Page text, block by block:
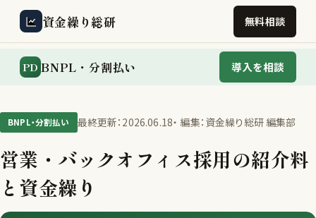
資金繰り総研 無料相談
PD BNPL・分割払い 導入を相談
BNPL・分割払い 最終更新：2026.06.18・ 編集：資金繰り総研 編集部
営業・バックオフィス採用の紹介料
と資金繰り